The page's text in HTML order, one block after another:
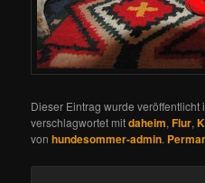
Dieser Eintrag wurde veröffentlicht
verschlagwortet mitdaheim,Flur,
vonhundesommer-admin.